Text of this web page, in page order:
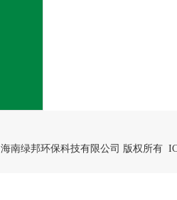
海南绿邦环保科技有限公司 版权所有